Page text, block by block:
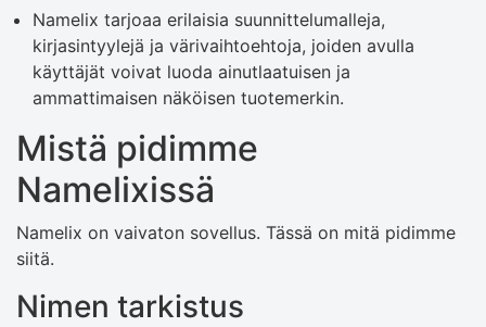
Namelix tarjoaa erilaisia ​​suunnittelumalleja,
kirjasintyylejä ja värivaihtoehtoja, joiden avulla
käyttäjät voivat luoda ainutlaatuisen ja
ammattimaisen näköisen tuotemerkin.
Mistä pidimme
Namelixissä
Namelix on vaivaton sovellus. Tässä on mitä pidimme
siitä.
Nimen tarkistus